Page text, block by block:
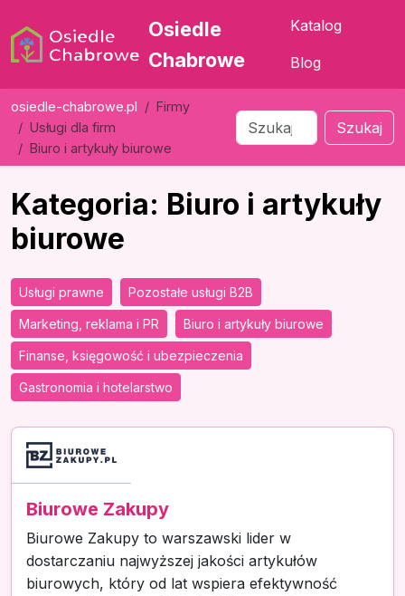
Osiedle
Chabrowe
Katalog
Blog
osiedle-chabrowe.pl
Firmy
Usługi dla firm
Biuro i artykuły biurowe
Szukaj
Kategoria: Biuro i artykuły
biurowe
Usługi prawne Pozostałe usługi B2B
Marketing, reklama i PR Biuro i artykuły biurowe
Finanse, księgowość i ubezpieczenia
Gastronomia i hotelarstwo
Biurowe Zakupy
Biurowe Zakupy to warszawski lider w
dostarczaniu najwyższej jakości artykułów
biurowych, który od lat wspiera efektywność